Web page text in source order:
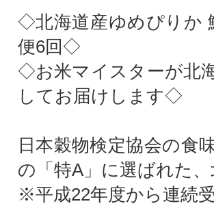
◇北海道産ゆめぴりか
便6回◇
◇お米マイスターが北
してお届けします◇
日本穀物検定協会の食
の「特A」に選ばれた
※平成22年度から連続